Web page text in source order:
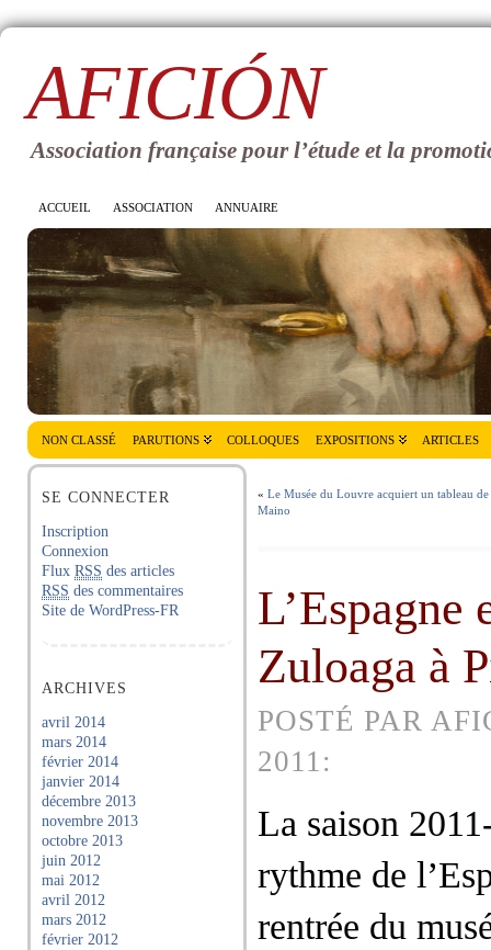
AFICIÓN
Association française pour l’étude et la
ACCUEIL ASSOCIATION ANNUAIRE
NON CLASSÉ PARUTIONS COLLOQUES EXPOSITIONS ARTICLES
SE CONNECTER
Inscription
Connexion
Flux RSS des articles
RSS des commentaires
Site de WordPress-FR
ARCHIVES
avril 2014
mars 2014
février 2014
janvier 2014
décembre 2013
novembre 2013
octobre 2013
juin 2012
mai 2012
avril 2012
mars 2012
février 2012
« Le Musée du Louvre acquiert un tableau de
Maino
L’Espagne
Zuloaga à
POSTÉ PAR
2011:
La saison
rythme de
rentrée du